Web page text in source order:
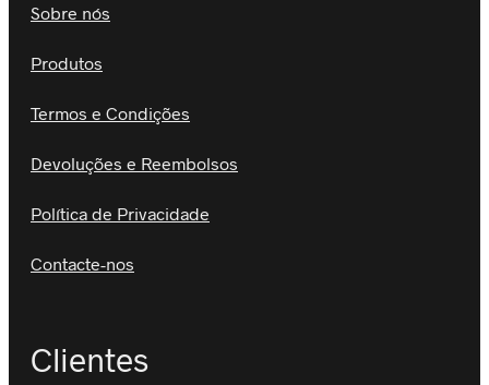
Sobre nós
Produtos
Termos e Condições
Devoluções e Reembolsos
Política de Privacidade
Contacte-nos
Clientes